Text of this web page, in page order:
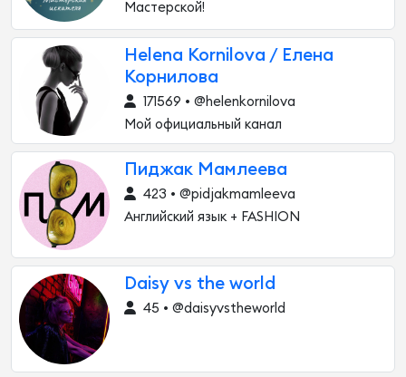
Мастерской!
Helena Kornilova / Елена
Корнилова
171569 • @helenkornilova
Мой официальный канал
Пиджак Мамлеева
423 • @pidjakmamleeva
Английский язык + FASHION
Daisy vs the world
45 • @daisyvstheworld